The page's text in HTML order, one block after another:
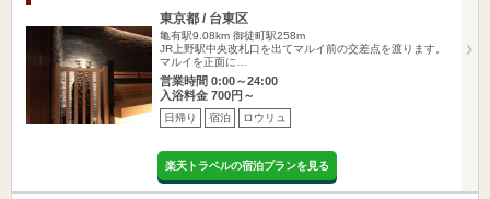
東京都 / 台東区
亀有駅9.08km 御徒町駅258m
JR上野駅中央改札口を出てマルイ前の交差点を渡ります。
マルイを正面に…
営業時間 0:00～24:00
入浴料金 700円～
日帰り 宿泊 ロウリュ
楽天トラベルの宿泊プランを見る